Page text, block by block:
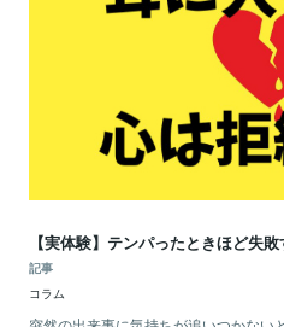
【実体験】テンパったときほど失
記事
コラム